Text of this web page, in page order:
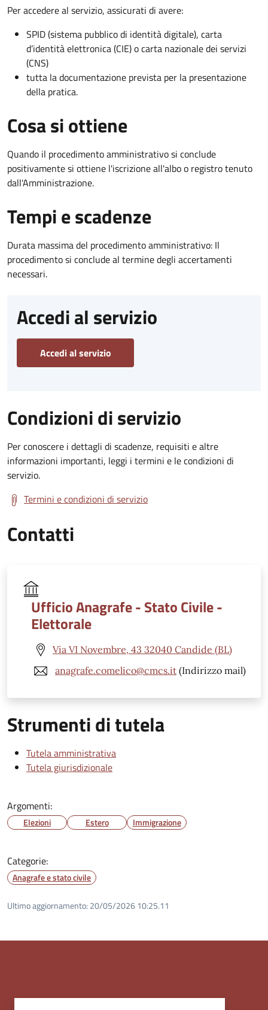
Per accedere al servizio, assicurati di avere:
SPID (sistema pubblico di identità digitale), carta
d’identità elettronica (CIE) o carta nazionale dei servizi
(CNS)
tutta la documentazione prevista per la presentazione
della pratica.
Cosa si ottiene
Quando il procedimento amministrativo si conclude
positivamente si ottiene l'iscrizione all'albo o registro tenuto
dall'Amministrazione.
Tempi e scadenze
Durata massima del procedimento amministrativo: Il
procedimento si conclude al termine degli accertamenti
necessari.
Accedi al servizio
Accedi al servizio
Condizioni di servizio
Per conoscere i dettagli di scadenze, requisiti e altre
informazioni importanti, leggi i termini e le condizioni di
servizio.
Termini e condizioni di servizio
Contatti
Ufficio Anagrafe - Stato Civile -
Elettorale
Via VI Novembre, 43 32040 Candide (BL)
anagrafe.comelico@cmcs.it (Indirizzo mail)
Strumenti di tutela
Tutela amministrativa
Tutela giurisdizionale
Argomenti:
Elezioni Estero Immigrazione
Categorie:
Anagrafe e stato civile
Ultimo aggiornamento: 20/05/2026 10:25.11